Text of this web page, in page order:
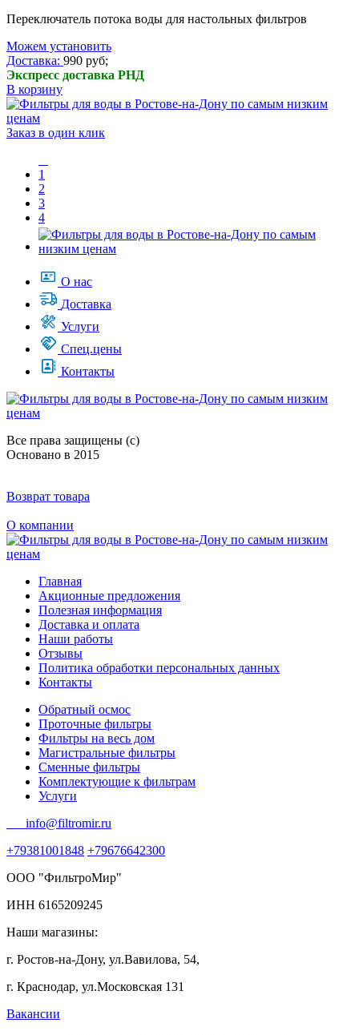
Переключатель потока воды для настольных фильтров
Можем установить
Доставка: 990 руб;
Экспресс доставка РНД
В корзину
Заказ в один клик
1
2
3
4
О нас
Доставка
Услуги
Спец.цены
Контакты
Все права защищены (с)
Основано в 2015
Возврат товара
О компании
Главная
Акционные предложения
Полезная информация
Доставка и оплата
Наши работы
Отзывы
Политика обработки персональных данных
Контакты
Обратный осмос
Проточные фильтры
Фильтры на весь дом
Магистральные фильтры
Сменные фильтры
Комплектующие к фильтрам
Услуги
info@filtromir.ru
+79381001848 +79676642300
ООО "ФильтроМир"
ИНН 6165209245
Наши магазины:
г. Ростов-на-Дону, ул.Вавилова, 54,
г. Краснодар, ул.Московская 131
Вакансии